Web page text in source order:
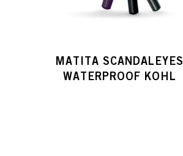
MATITA SCANDALEYES
WATERPROOF KOHL